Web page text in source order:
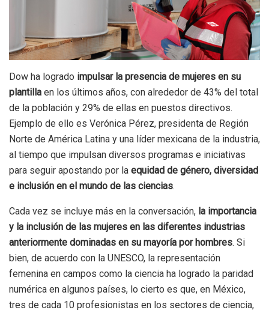
Dow ha logrado impulsar la presencia de mujeres en su
plantilla en los últimos años, con alrededor de 43% del total
de la población y 29% de ellas en puestos directivos.
Ejemplo de ello es Verónica Pérez, presidenta de Región
Norte de América Latina y una líder mexicana de la industria,
al tiempo que impulsan diversos programas e iniciativas
para seguir apostando por la equidad de género, diversidad
e inclusión en el mundo de las ciencias.
Cada vez se incluye más en la conversación, la importancia
y la inclusión de las mujeres en las diferentes industrias
anteriormente dominadas en su mayoría por hombres. Si
bien, de acuerdo con la UNESCO, la representación
femenina en campos como la ciencia ha logrado la paridad
numérica en algunos países, lo cierto es que, en México,
tres de cada 10 profesionistas en los sectores de ciencia,